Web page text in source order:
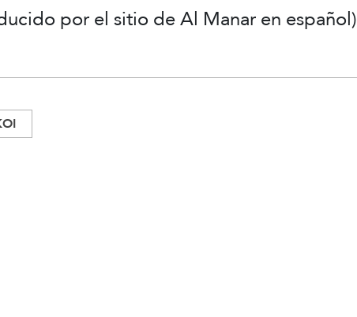
por el sitio de Al Manar en español)